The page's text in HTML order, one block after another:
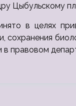
Цыбульскому
в целях
сохранения
правовом